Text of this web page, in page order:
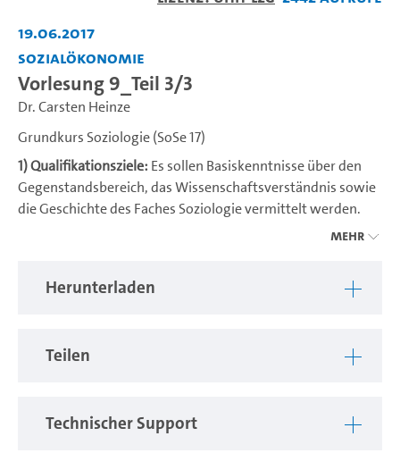
19.06.2017
Sozialökonomie
Vorlesung 9_Teil 3/3
Dr. Carsten Heinze
Grundkurs Soziologie (SoSe 17)
1) Qualifikationsziele: Es sollen Basiskenntnisse über den
Gegenstandsbereich, das Wissenschaftsverständnis sowie
die Geschichte des Faches Soziologie vermittelt werden.
Studiengang vertretenen vier Disziplinen sensibilisieren,
das Fach Soziologie in vielen wissensbasierten
: Das Modul macht mit der Komplexität des
Mehr
Herunterladen
Teilen
Technischer Support